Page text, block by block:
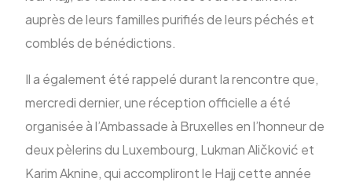
auprès de leurs familles purifiés de leurs péchés et
comblés de bénédictions.
Il a également été rappelé durant la rencontre que,
mercredi dernier, une réception officielle a été
organisée à l’Ambassade à Bruxelles en l’honneur de
deux pèlerins du Luxembourg, Lukman Aličković et
Karim Aknine, qui accompliront le Hajj cette année